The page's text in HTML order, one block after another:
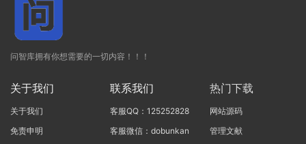
问智库拥有你想需要的一切内容！！！
关于我们
关于我们
免责申明
联系我们
客服QQ：125252828
客服微信：dobunkan
热门下载
网站源码
管理文献